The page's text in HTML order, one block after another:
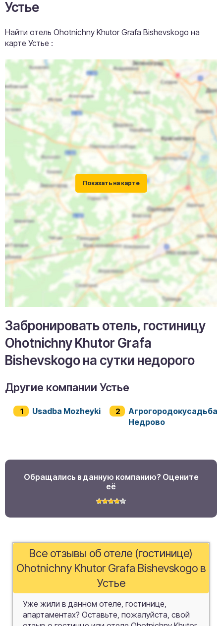
Устье
Найти отель Ohotnichny Khutor Grafa Bishevskogo на
карте Устье :
Забронировать отель, гостиницу
Ohotnichny Khutor Grafa
Bishevskogo на сутки недорого
Другие компании Устье
Usadba Mozheyki
Агрогородокусадьба
Недрово
Обращались в данную компанию? Оцените
её
Все отзывы об отеле (гостинице)
Ohotnichny Khutor Grafa Bishevskogo в
Устье
Уже жили в данном отеле, гостинице,
апартаментах? Оставьте, пожалуйста, свой